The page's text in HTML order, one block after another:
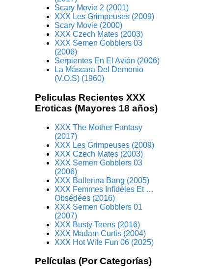
Scary Movie 2 (2001)
XXX Les Grimpeuses (2009)
Scary Movie (2000)
XXX Czech Mates (2003)
XXX Semen Gobblers 03
(2006)
Serpientes En El Avión (2006)
La Máscara Del Demonio
(V.O.S) (1960)
Peliculas Recientes XXX
Eroticas (Mayores 18 años)
XXX The Mother Fantasy
(2017)
XXX Les Grimpeuses (2009)
XXX Czech Mates (2003)
XXX Semen Gobblers 03
(2006)
XXX Ballerina Bang (2005)
XXX Femmes Infidèles Et …
Obsédées (2016)
XXX Semen Gobblers 01
(2007)
XXX Busty Teens (2016)
XXX Madam Curtis (2004)
XXX Hot Wife Fun 06 (2025)
Películas (Por Categorías)